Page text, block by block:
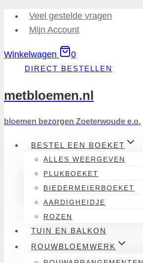
Doorgaan
naar
Veel gestelde vragen
Mijn Account
Winkelwagen 0
DIRECT BESTELLEN
metbloemen.nl
bloemen bezorgen Zoeterwoude e.o.
BESTEL EEN BOEKET
ALLES WEERGEVEN
PLUKBOEKET
BIEDERMEIERBOEKET
AARDIGHEIDJE
ROZEN
TUIN EN BALKON
ROUWBLOEMWERK